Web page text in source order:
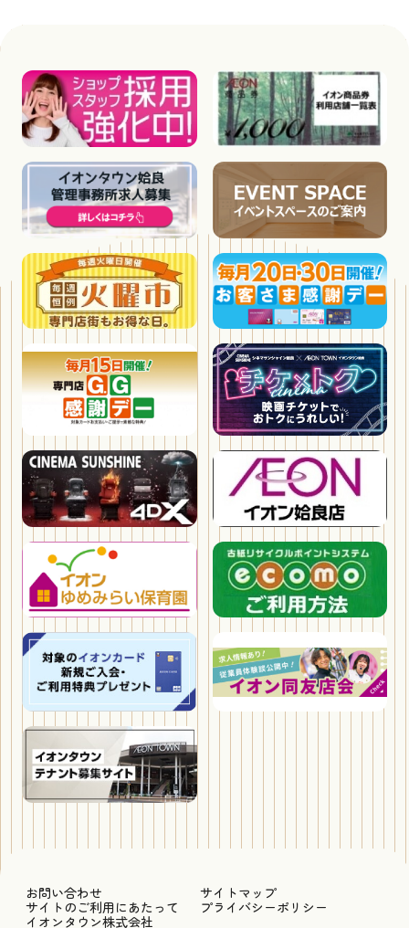
お問い合わせ
サイトマップ
サイトのご利用にあたって
プライバシーポリシー
イオンタウン株式会社